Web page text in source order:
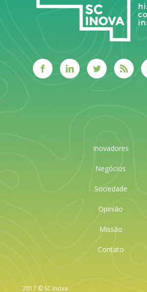
Inovadores
Negócios
Sociedade
Opinião
Missão
Contato
2017 © SC Inova